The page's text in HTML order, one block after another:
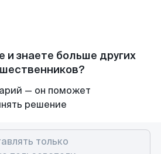
и знаете больше других
— он поможет
решение